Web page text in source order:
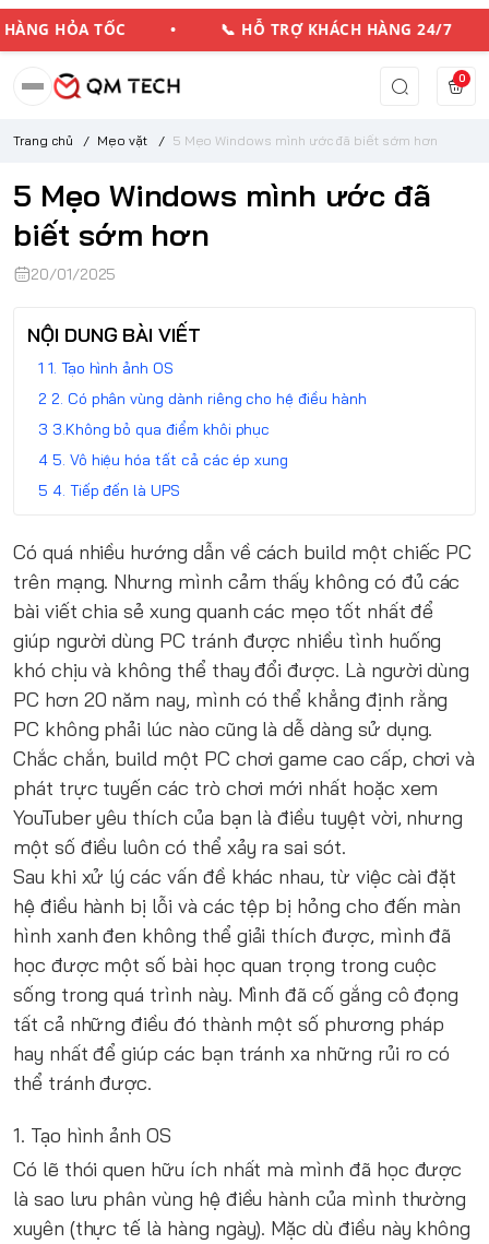
HỎA TỐC • 📞 HỖ TRỢ KHÁCH HÀNG
0
Trang chủ / Mẹo vặt / 5 Mẹo Windows mình ước đã biết sớm hơn
5 Mẹo Windows mình ước đã
biết sớm hơn
20/01/2025
NỘI DUNG BÀI VIẾT
1. Tạo hình ảnh OS
2. Có phân vùng dành riêng cho hệ điều hành
3.Không bỏ qua điểm khôi phục
5. Vô hiệu hóa tất cả các ép xung
4. Tiếp đến là UPS
Có quá nhiều hướng dẫn về cách build một chiếc PC
trên mạng. Nhưng mình cảm thấy không có đủ các
bài viết chia sẻ xung quanh các mẹo tốt nhất để
giúp người dùng PC tránh được nhiều tình huống
khó chịu và không thể thay đổi được. Là người dùng
PC hơn 20 năm nay, mình có thể khẳng định rằng
PC không phải lúc nào cũng là dễ dàng sử dụng.
Chắc chắn, build một PC chơi game cao cấp, chơi và
phát trực tuyến các trò chơi mới nhất hoặc xem
YouTuber yêu thích của bạn là điều tuyệt vời, nhưng
một số điều luôn có thể xảy ra sai sót.
Sau khi xử lý các vấn đề khác nhau, từ việc cài đặt
hệ điều hành bị lỗi và các tệp bị hỏng cho đến màn
hình xanh đen không thể giải thích được, mình đã
học được một số bài học quan trọng trong cuộc
sống trong quá trình này. Mình đã cố gắng cô đọng
tất cả những điều đó thành một số phương pháp
hay nhất để giúp các bạn tránh xa những rủi ro có
thể tránh được.
1. Tạo hình ảnh OS
Có lẽ thói quen hữu ích nhất mà mình đã học được
là sao lưu phân vùng hệ điều hành của mình thường
xuyên (thực tế là hàng ngày). Mặc dù điều này không